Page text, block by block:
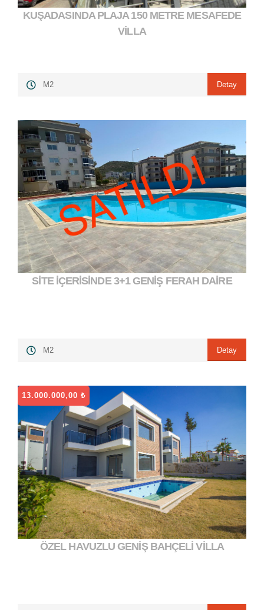
10.000.000,00 ₺">
KUŞADASINDA PLAJA 150 METRE MESAFEDE
VİLLA
M2 Detay
SİTE İÇERİSİNDE 3+1 GENİŞ FERAH DAİRE
M2 Detay
13.000.000,00 ₺
13.000.000,00 ₺">
ÖZEL HAVUZLU GENİŞ BAHÇELİ VİLLA